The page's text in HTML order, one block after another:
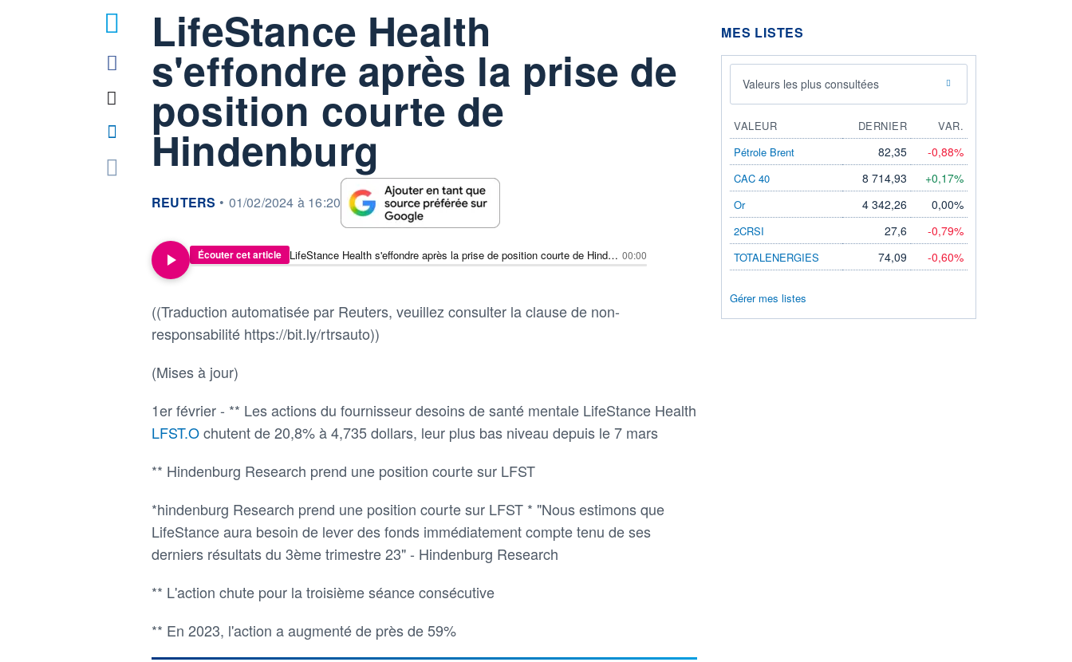
LifeStance Health
s'effondre après la prise de
position courte de
Hindenburg
information fournie par
REUTERS • 01/02/2024 à 16:20
Écouter cet article LifeStance Health s'effondre après la prise de position courte de Hindenburg 00:00
((Traduction automatisée par Reuters, veuillez consulter la clause de non-
responsabilité https://bit.ly/rtrsauto))
(Mises à jour)
1er février - ** Les actions du fournisseur desoins de santé mentale LifeStance Health
LFST.Ochutent de 20,8% à 4,735 dollars, leur plus bas niveau depuis le 7 mars
** Hindenburg Research prend une position courte sur LFST
*hindenburg Research prend une position courte sur LFST * "Nous estimons que
LifeStance aura besoin de lever des fonds immédiatement compte tenu de ses
derniers résultats du 3ème trimestre 23" - Hindenburg Research
** L'action chute pour la troisième séance consécutive
** En 2023, l'action a augmenté de près de 59%
MES LISTES
Valeurs les plus consultées
VALEUR DERNIER
VAR.
Pétrole Brent
82,35 -0,88%
CAC 40 8 714,93 +0,17%
Or 4 342,26 0,00%
2CRSI 27,6 -0,79%
TOTALENERGIES 74,09 -0,60%
Gérer mes listes